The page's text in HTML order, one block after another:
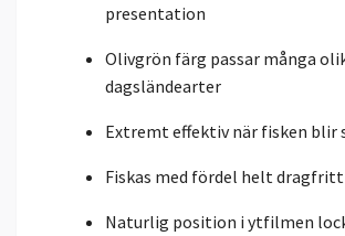
presentation
Olivgrön färg passar många
dagsländearter
Extremt effektiv när fisken blir
Fiskas med fördel helt dragfritt
Naturlig position i ytfilmen